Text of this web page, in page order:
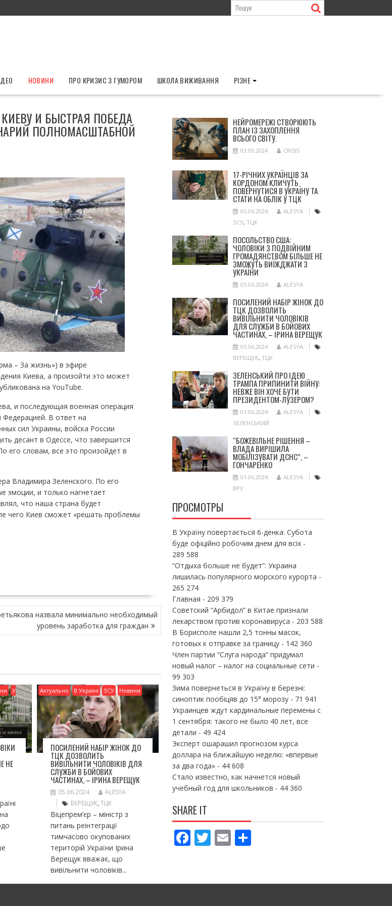
НОВИНИ ПРО КРИЗИС З ГУМОРОМ ШКОЛА ВИЖИВАННЯ РІЗНЕ
И БЫСТРАЯ ПОБЕДА
ПОЛНОМАСШТАБНОЙ
– За жизнь») в эфире
Киева, а произойти это может
на YouTube.
и последующая военная операция
Федерацией. В ответ на
сил Украины, войска России
десант в Одессе, что завершится
его словам, все это произойдет в
Владимира Зеленского. По его
эмоции, и только нагнетает
что наша страна будет
чего Киев сможет «решать проблемы
назвала минимально необходимый
уровень заработка для граждан
У
НЕ
Актуально В Україні ЗСУ Новини
ПОСИЛЕНИЙ НАБІР ЖІНОК ДО
ТЦК ДОЗВОЛИТЬ
ВИВІЛЬНИТИ ЧОЛОВІКІВ ДЛЯ
СЛУЖБИ В БОЙОВИХ
ЧАСТИНАХ, – ІРИНА ВЕРЕЩУК
05.06.2024
ALESYA
ВЕРЕЩУК,ТЦК
Віцепрем’єр – міністр з
питань реінтеграції
тимчасово окупованих
територій України Ірина
Верещук вважає, що
вивільнити чоловіків...
НЕЙРОМЕРЕЖІ СТВОРЮЮТЬ
ПЛАН ІЗ ЗАХОПЛЕННЯ
ВСЬОГО СВІТУ.
03.09.2024 CRISIS
17-РІЧНИХ УКРАЇНЦІВ ЗА
КОРДОНОМ КЛИЧУТЬ
ПОВЕРНУТИСЯ В УКРАЇНУ ТА
СТАТИ НА ОБЛІК У ТЦК
05.06.2024
ALESYA
ЗСУ, ТЦК
ПОСОЛЬСТВО США:
ЧОЛОВІКИ З ПОДВІЙНИМ
ГРОМАДЯНСТВОМ БІЛЬШЕ НЕ
ЗМОЖУТЬ ВИЇЖДЖАТИ З
УКРАЇНИ
05.06.2024 ALESYA
ПОСИЛЕНИЙ НАБІР ЖІНОК ДО
ТЦК ДОЗВОЛИТЬ
ВИВІЛЬНИТИ ЧОЛОВІКІВ
ДЛЯ СЛУЖБИ В БОЙОВИХ
ЧАСТИНАХ, – ІРИНА ВЕРЕЩУК
05.06.2024
ALESYA
ВЕРЕЩУК, ТЦК
ЗЕЛЕНСЬКИЙ ПРО ІДЕЮ
ТРАМПА ПРИПИНИТИ ВІЙНУ:
НЕВЖЕ ВІН ХОЧЕ БУТИ
ПРЕЗИДЕНТОМ-ЛУЗЕРОМ?
01.06.2024
ALESYA
ЗЕЛЕНСЬКИЙ
“БОЖЕВІЛЬНЕ РІШЕННЯ –
ВЛАДА ВИРІШИЛА
МОБІЛІЗУВАТИ ДСНС”, –
ГОНЧАРЕНКО
01.06.2024
ALESYA
ВРУ
ПРОСМОТРЫ
В Україну повертається 6-денка: Субота
буде офіційно робочим днем для всіх-
289 588
“Отдыха больше не будет”: Украина
лишилась популярного морского курорта -
265 274
Главная - 209 379
Советский “Арбидол” в Китае признали
лекарством против коронавируса - 203 588
В Борисполе нашли 2,5 тонны масок,
готовых к отправке за границу- 142 360
Член партии “Слуга народа” придумал
новый налог – налог на социальные сети -
99 303
Зима повернеться в Україну в березні:
синоптик пообіцяв до 15° морозу- 71 941
Украинцев ждут кардинальные перемены с
1 сентября: такого не было 40 лет, все
детали - 49 424
Эксперт ошарашил прогнозом курса
доллара на ближайшую неделю: «впервые
за два года»- 44 608
Стало известно, как начнется новый
учебный год для школьников - 44 360
SHARE IT
F
b
T
er
E
l
П
л